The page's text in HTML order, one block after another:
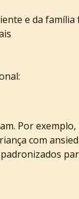
e da
Por
com